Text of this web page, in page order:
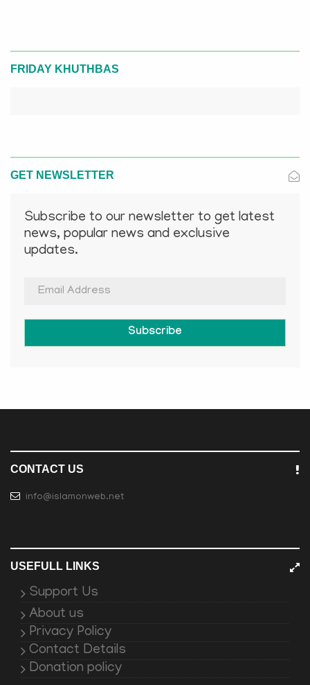
FRIDAY KHUTHBAS
GET NEWSLETTER
Subscribe to our newsletter to get latest
news, popular news and exclusive
updates.
Subscribe
CONTACT US
info@islamonweb.net
USEFULL LINKS
Support Us
About us
Privacy Policy
Contact Details
Donation policy